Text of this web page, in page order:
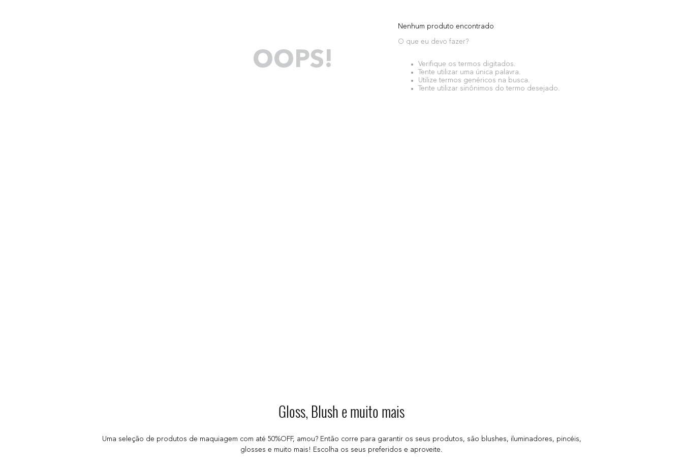
OOPS!
Nenhum produto encontrado
O que eu devo fazer?
Verifique os termos digitados.
Tente utilizar uma única palavra.
Utilize termos genéricos na busca.
Tente utilizar sinônimos do termo desejado.
Gloss, Blush e muito mais
Uma seleção de produtos de maquiagem com até 50%OFF, amou? Então corre para garantir os seus produtos, são blushes, iluminadores, pincéis,
glosses e muito mais! Escolha os seus preferidos e aproveite.